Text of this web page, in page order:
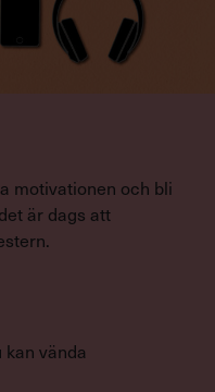
motivationen och bli
är dags att
vända